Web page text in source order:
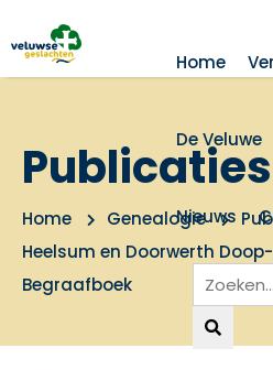
Home
De Veluwe
Nieuws
Home Genealogie
Heelsum en Doorwerth
Begraafboek